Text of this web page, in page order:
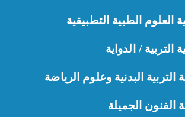
العلوم الطبية التطبيقية
التربية / الدواية
التربية البدنية وعلوم الرياضة
الفنون الجميلة